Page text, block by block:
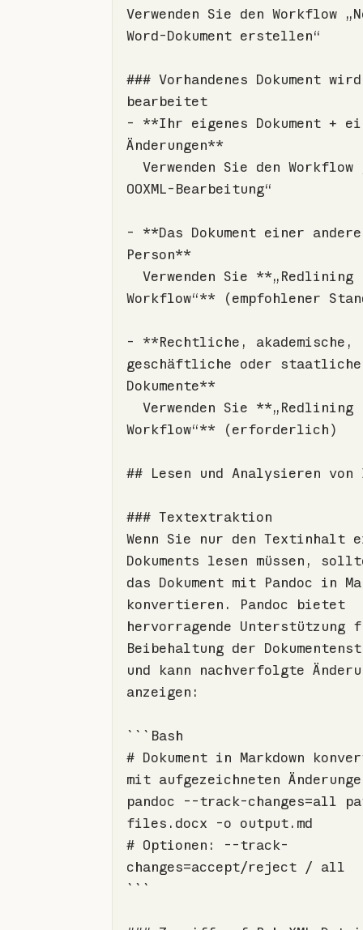
Verwenden Sie den Workflow
### Vorhandenes Dokument wird
bearbeitet
- **Ihr eigenes Dokument +
Änderungen**
- **Das Dokument einer
Person**
- **Rechtliche, akademische,
geschäftliche oder staatliche
Dokumente**
Wenn Sie nur den Textinhalt
Dokuments lesen müssen,
das Dokument mit Pandoc in
konvertieren. Pandoc bietet
hervorragende Unterstützung
Beibehaltung der
und kann nachverfolgte
``
# Dokument in Markdown
pandoc --track-changes=all
# Optionen: --track-
` ``